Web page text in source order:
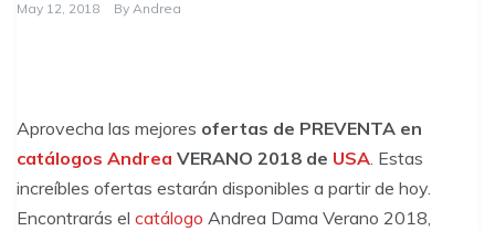
May 12, 2018 By Andrea
Aprovecha las mejores ofertas de PREVENTA en
catálogos Andrea VERANO 2018 de USA. Estas
increíbles ofertas estarán disponibles a partir de hoy.
Encontrarás el catálogo Andrea Dama Verano 2018,